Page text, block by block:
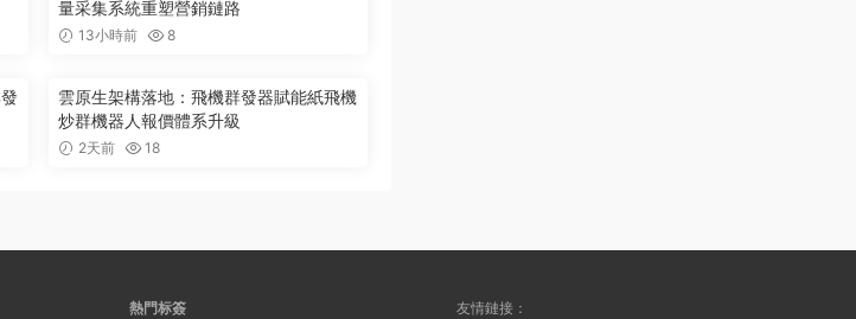
量采集系統重塑營銷鏈路
13小時前 8
雲原生架構落地：飛機群發器賦能紙飛機
炒群機器人報價體系升級
2天前 18
熱門标簽
友情鏈接：